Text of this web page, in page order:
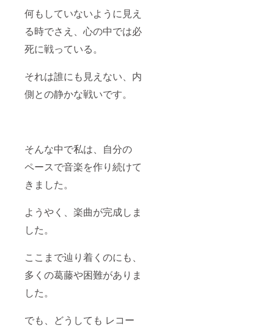
何もしていないように見え
る時でさえ、心の中では必
死に戦っている。
それは誰にも見えない、内
側との静かな戦いです。
そんな中で私は、自分の
ペースで音楽を作り続けて
きました。
ようやく、楽曲が完成しま
した。
ここまで辿り着くのにも、
多くの葛藤や困難がありま
した。
でも、どうしても レコー